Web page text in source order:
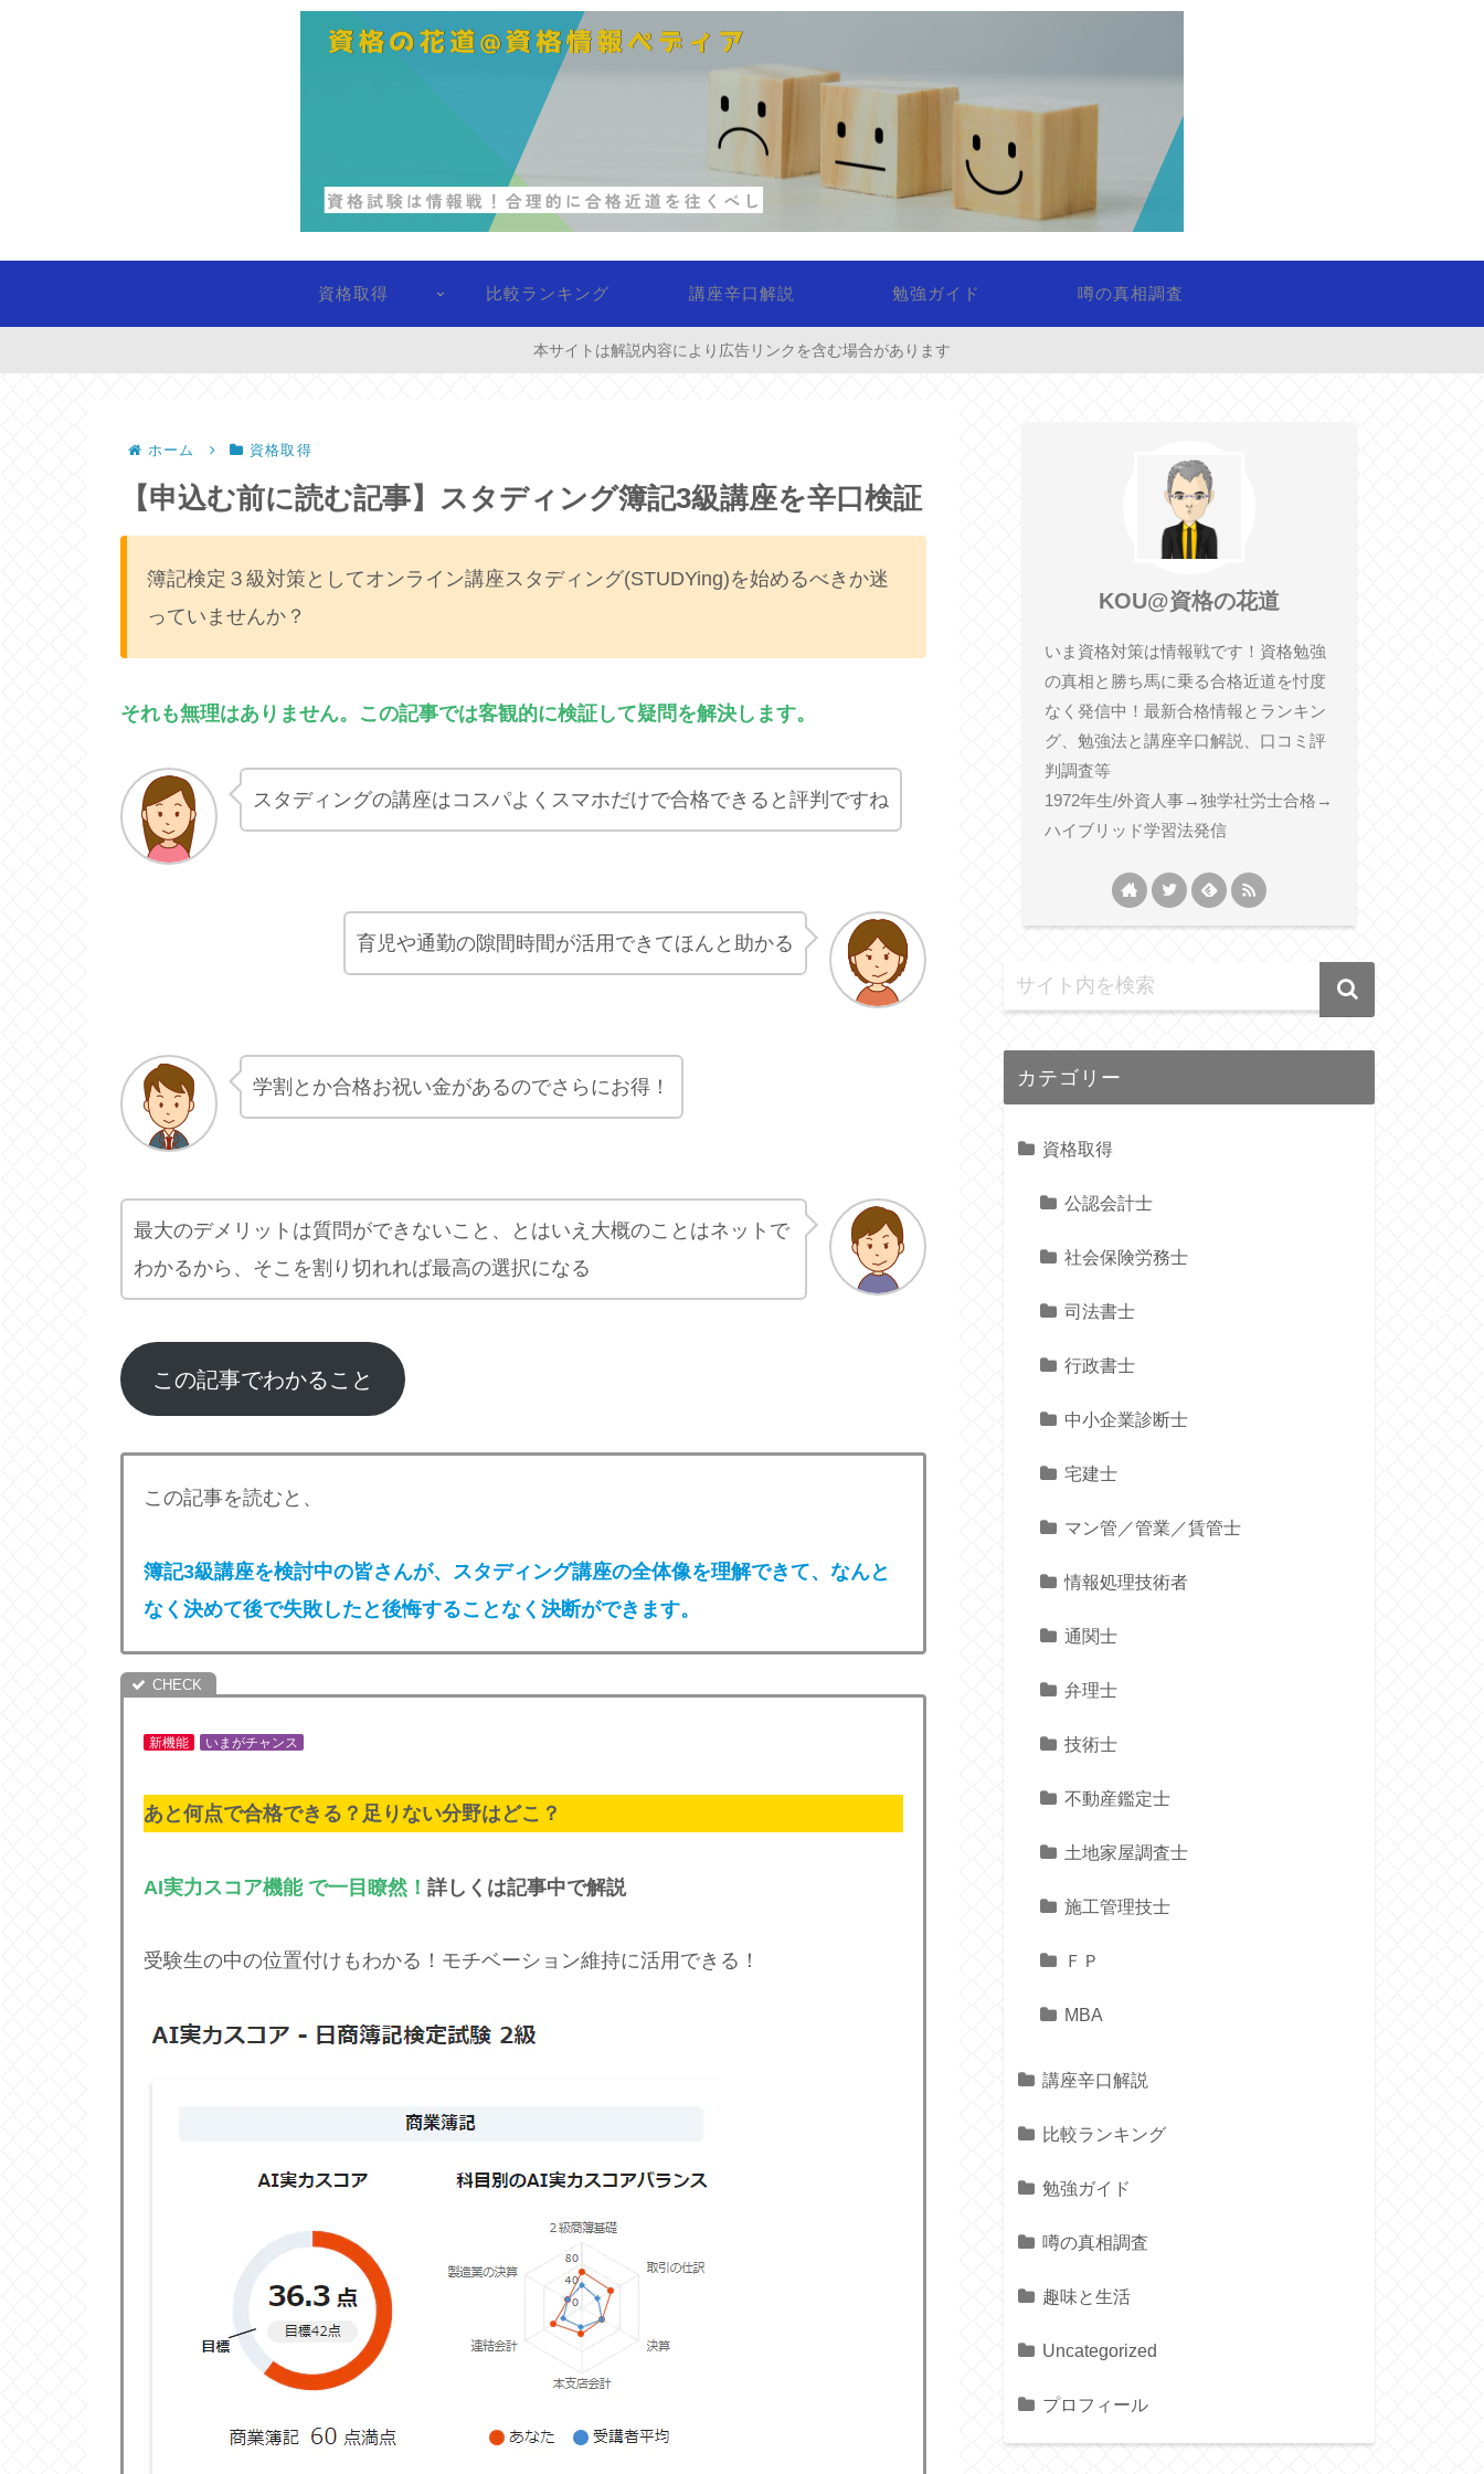
資格取得 比較ランキング 講座辛口解説 勉強ガイド 噂の真相調査
本サイトは解説内容により広告リンクを含む場合があります
ホーム 資格取得
【申込む前に読む記事】スタディング簿記3級講座を辛口検証
簿記検定３級対策としてオンライン講座スタディング(STUDYing)を始めるべきか迷
っていませんか？
それも無理はありません。 この記事では客観的に検証して疑問を解決します。
スタディングの講座はコスパよくスマホだけで合格できると評判ですね
育児や通勤の隙間時間が活用できてほんと助かる
学割とか合格お祝い金があるのでさらにお得！
最大のデメリットは質問ができないこと、とはいえ大概のことはネットで
わかるから、そこを割り切れれば最高の選択になる
この記事でわかること
この記事を読むと、
簿記3級講座を検討中の皆さんが、スタディング講座の全体像を理解できて、なんと
なく決めて後で失敗したと後悔することなく決断ができます。
新機能 いまがチャンス
あと何点で合格できる？足りない分野はどこ？
AI実力スコア機能 で一目瞭然！ 詳しくは記事中で解説
受験生の中の位置付けもわかる！モチベーション維持に活用できる！
KOU@資格の花道
いま資格対策は情報戦です！資格勉強
の真相と勝ち馬に乗る合格近道を忖度
なく発信中！最新合格情報とランキン
グ、勉強法と講座辛口解説、口コミ評
判調査等
1972年生/外資人事→独学社労士合格→
ハイブリッド学習法発信
カテゴリー
資格取得
公認会計士
社会保険労務士
司法書士
行政書士
中小企業診断士
宅建士
マン管／管業／賃管士
情報処理技術者
通関士
弁理士
技術士
不動産鑑定士
土地家屋調査士
施工管理技士
ＦＰ
MBA
講座辛口解説
比較ランキング
勉強ガイド
噂の真相調査
趣味と生活
Uncategorized
プロフィール